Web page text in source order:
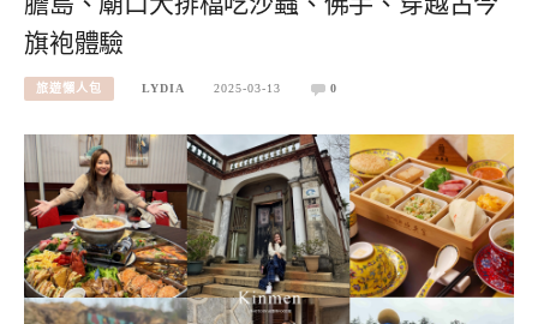
旗袍體驗
旅遊懶人包 LYDIA 2025-03-13 0